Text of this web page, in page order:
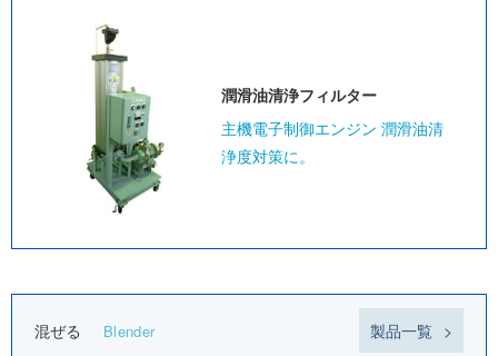
潤滑油清浄フィルター
主機電子制御エンジン 潤滑油清
浄度対策に。
混ぜる Blender 製品一覧